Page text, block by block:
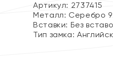
Артикул: 2737415
Металл: Серебро
Вставки: Без
Тип замка: